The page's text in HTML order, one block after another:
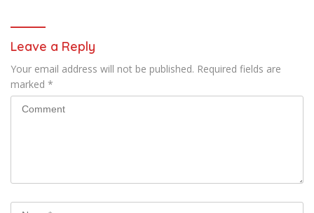
Leave a Reply
Your email address will not be published. Required fields are
marked *